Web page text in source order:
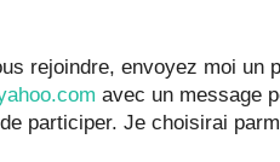
rejoindre, envoyez moi un
avec un message
participer. Je choisirai